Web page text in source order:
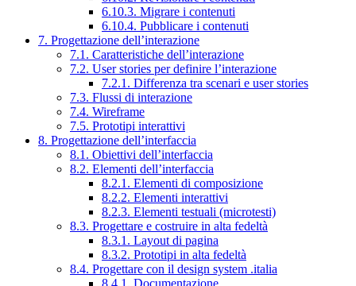
6.10.3. Migrare i contenuti
6.10.4. Pubblicare i contenuti
7. Progettazione dell’interazione
7.1. Caratteristiche dell’interazione
7.2. User stories per definire l’interazione
7.2.1. Differenza tra scenari e user stories
7.3. Flussi di interazione
7.4. Wireframe
7.5. Prototipi interattivi
8. Progettazione dell’interfaccia
8.1. Obiettivi dell’interfaccia
8.2. Elementi dell’interfaccia
8.2.1. Elementi di composizione
8.2.2. Elementi interattivi
8.2.3. Elementi testuali (microtesti)
8.3. Progettare e costruire in alta fedeltà
8.3.1. Layout di pagina
8.3.2. Prototipi in alta fedeltà
8.4. Progettare con il design system .italia
8.4.1. Documentazione